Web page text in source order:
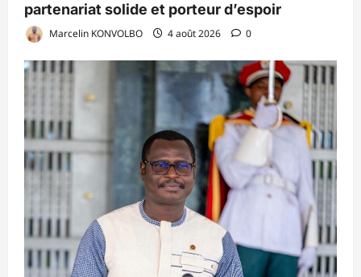
partenariat solide et porteur d’espoir
Marcelin KONVOLBO 4 août 2026 0